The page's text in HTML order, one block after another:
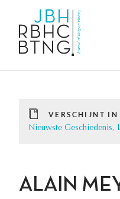
VERSCHIJNT IN
Nieuwste Geschiedenis,
ALAIN